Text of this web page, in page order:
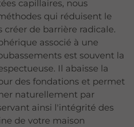
capillaires, nous
qui réduisent le
créer de barrière radicale.
associé à une
est souvent la
Il abaisse la
des fondations et permet
naturellement par
ainsi l'intégrité des
de votre maison